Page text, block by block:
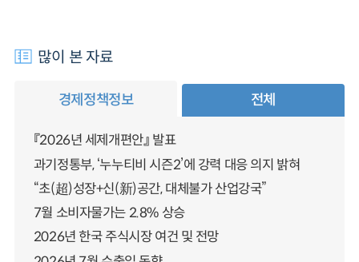
많이 본 자료
경제정책정보 전체
『2026년 세제개편안』 발표
과기정통부, ‘누누티비 시즌2’에 강력 대응 의지 밝혀
“초(超)성장+신(新)공간, 대체불가 산업강국”
7월 소비자물가는 2.8% 상승
2026년 한국 주식시장 여건 및 전망